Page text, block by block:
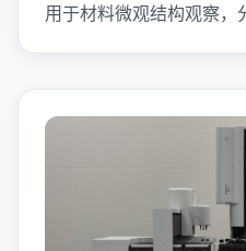
用于材料微观结构观察，